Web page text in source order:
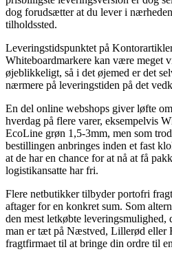
dog forudsætter at du lever i
tilholdssted.
Leveringstidspunktet på
Whiteboardmarkere kan være meget
øjeblikkeligt, så i det øjemed er det
nærmere på leveringstiden på det
En del online webshops giver løfte
hverdag på flere varer, eksempelvis
EcoLine grøn 1,5-3mm, men som
bestillingen anbringes inden et fast
at de har en chance for at nå at få
logistikansatte har fri.
Flere netbutikker tilbyder portofri
aftager for en konkret sum. Som
den mest letkøbte
man er tæt på Næstved, Lillerød eller
fragtfirmaet til at bringe din ordre til